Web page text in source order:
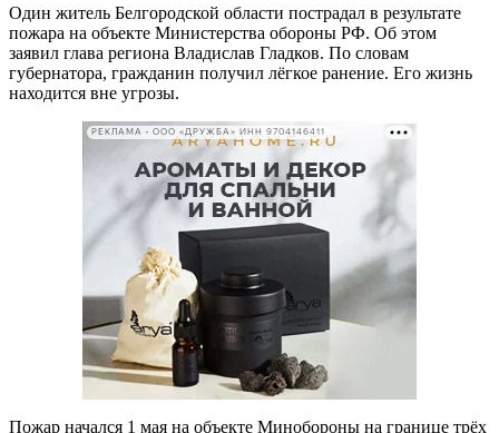
Один житель Белгородской области пострадал в результате
пожара на объекте Министерства обороны РФ. Об этом
заявил глава региона Владислав Гладков. По словам
губернатора, гражданин получил лёгкое ранение. Его жизнь
находится вне угрозы.
РЕКЛАМА • ООО «ДРУЖБА» ИНН 9704146411
Пожар начался 1 мая на объекте Минобороны на границе трёх